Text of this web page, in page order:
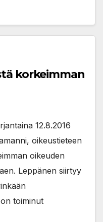
korkeimman
12.8.2016
oikeustieteen
oikeuden
Leppänen siirtyy
toiminut